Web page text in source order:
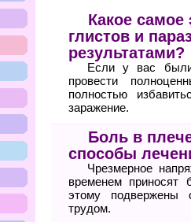
Какое
глистов и
результатами?
Если у вас были
провести
полностью
заражение.
Боль в
способы
Чрезмерное
временем
этому подвержены
трудом.